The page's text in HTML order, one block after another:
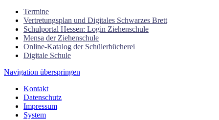
Termine
Vertretungsplan und Digitales Schwarzes Brett
Schulportal Hessen: Login Ziehenschule
Mensa der Ziehenschule
Online-Katalog der Schülerbücherei
Digitale Schule
Navigation überspringen
Kontakt
Datenschutz
Impressum
System